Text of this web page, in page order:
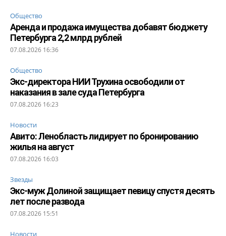
Общество
Аренда и продажа имущества добавят бюджету
Петербурга 2,2 млрд рублей
07.08.2026 16:36
Общество
Экс-директора НИИ Трухина освободили от
наказания в зале суда Петербурга
07.08.2026 16:23
Новости
Авито: Ленобласть лидирует по бронированию
жилья на август
07.08.2026 16:03
Звезды
Экс-муж Долиной защищает певицу спустя десять
лет после развода
07.08.2026 15:51
Новости